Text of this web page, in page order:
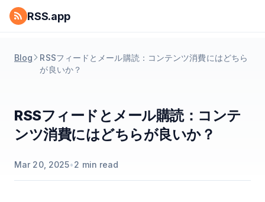
RSS.app
Blog
RSSフィードとメール購読：コンテンツ消費にはどちら
が良いか？
RSSフィードとメール購読：コンテ
ンツ消費にはどちらが良いか？
Mar 20, 2025•2 min read